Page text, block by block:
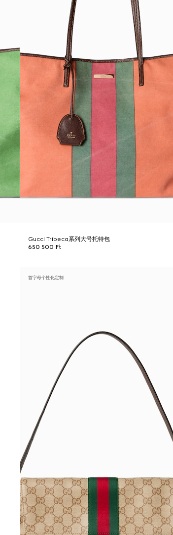
Gucci Tribeca系列大号托特包
650 500 Ft
首字母个性化定制